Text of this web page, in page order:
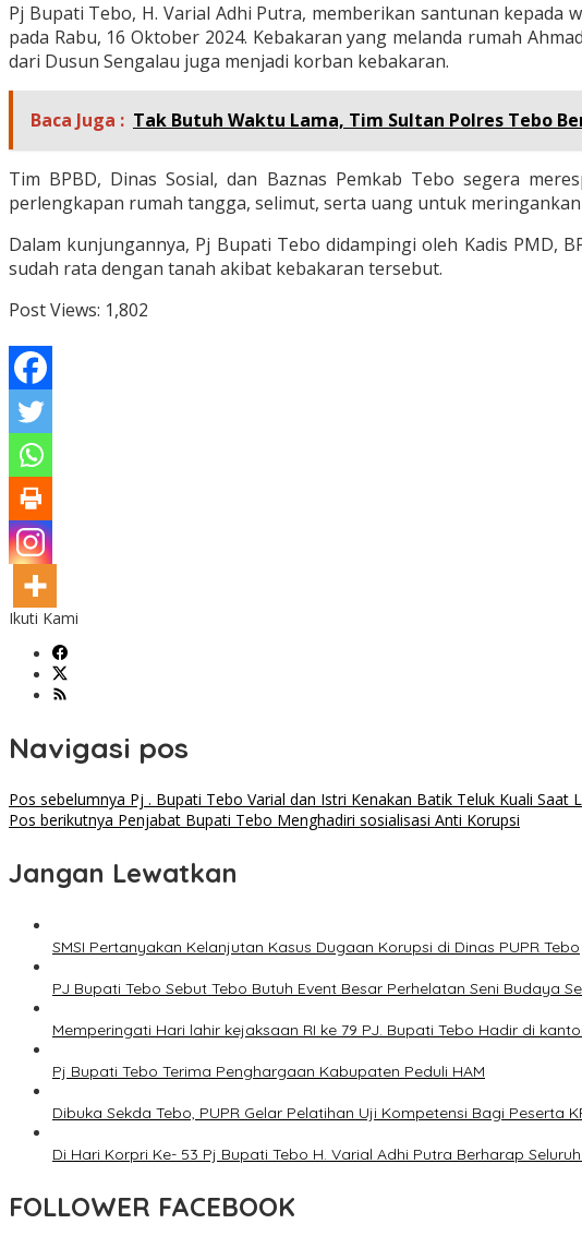
Pj Bupati Tebo, H. Varial Adhi Putra, memberikan santunan kepada
pada Rabu, 16 Oktober 2024. Kebakaran yang melanda rumah
dari Dusun Sengalau juga menjadi korban kebakaran.
Baca Juga : Tak Butuh Waktu Lama, Tim Sultan Polres Tebo
Tim BPBD, Dinas Sosial, dan Baznas Pemkab Tebo segera
perlengkapan rumah tangga, selimut, serta uang untuk
Dalam kunjungannya, Pj Bupati Tebo didampingi oleh Kadis PMD,
sudah rata dengan tanah akibat kebakaran tersebut.
Post Views: 1,802
Ikuti Kami
Navigasi pos
Pos sebelumnya Pj . Bupati Tebo Varial dan Istri Kenakan Batik Teluk Kuali
Pos berikutnya Penjabat Bupati Tebo Menghadiri sosialisasi Anti Korupsi
Jangan Lewatkan
SMSI Pertanyakan Kelanjutan Kasus Dugaan Korupsi di Dinas PUPR Tebo
PJ Bupati Tebo Sebut Tebo Butuh Event Besar Perhelatan Seni Budaya
Memperingati Hari lahir kejaksaan RI ke 79 PJ. Bupati Tebo Hadir di
Pj Bupati Tebo Terima Penghargaan Kabupaten Peduli HAM
Dibuka Sekda Tebo, PUPR Gelar Pelatihan Uji Kompetensi Bagi Peserta
Di Hari Korpri Ke- 53 Pj Bupati Tebo H. Varial Adhi Putra Berharap
FOLLOWER FACEBOOK